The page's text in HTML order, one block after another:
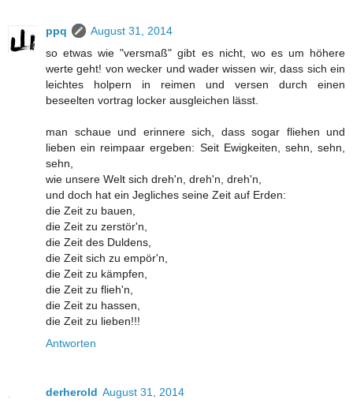
ppq
August 31, 2014
so etwas wie "versmaß" gibt es nicht, wo es um höhere
werte geht! von wecker und wader wissen wir, dass sich ein
leichtes holpern in reimen und versen durch einen
beseelten vortrag locker ausgleichen lässt.
man schaue und erinnere sich, dass sogar fliehen und
lieben ein reimpaar ergeben: Seit Ewigkeiten, sehn, sehn,
sehn,
wie unsere Welt sich dreh'n, dreh'n, dreh'n,
und doch hat ein Jegliches seine Zeit auf Erden:
die Zeit zu bauen,
die Zeit zu zerstör'n,
die Zeit des Duldens,
die Zeit sich zu empör'n,
die Zeit zu kämpfen,
die Zeit zu flieh'n,
die Zeit zu hassen,
die Zeit zu lieben!!!
Antworten
derherold August 31, 2014